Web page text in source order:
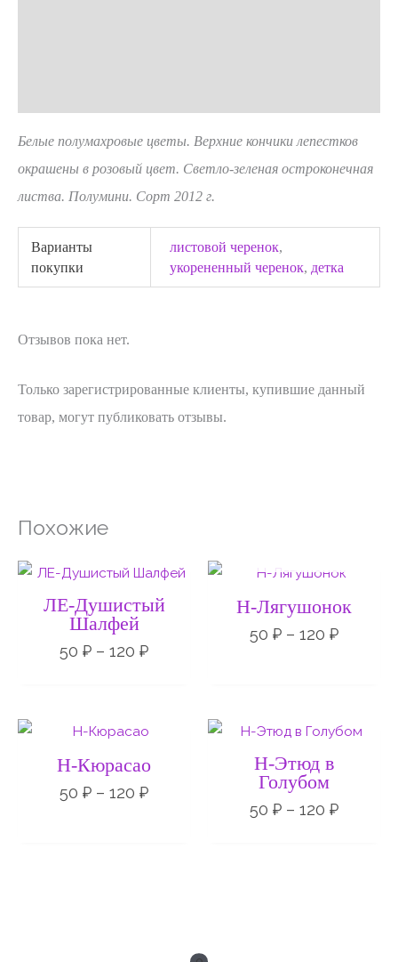
Белые полумахровые цветы. Верхние кончики лепестков
окрашены в розовый цвет. Светло-зеленая остроконечная
листва. Полумини. Сорт 2012 г.
Варианты
покупки
листовой черенок,
укорененный черенок, детка
Отзывов пока нет.
Только зарегистрированные клиенты, купившие данный
товар, могут публиковать отзывы.
Похожие
ЛЕ-Душистый
Шалфей
50 ₽ – 120 ₽
Диапазон
цен:
50 ₽
–
Н-Лягушонок
50 ₽ – 120 ₽
цен:
–
120 ₽
Н-Кюрасао
50 ₽ – 120 ₽
Диапазон
–
120 ₽
Н-Этюд в
Голубом
50 ₽ – 120 ₽
цен: